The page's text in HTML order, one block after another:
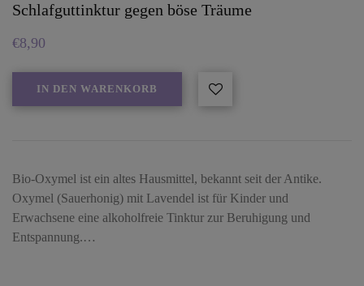
Schlafguttinktur gegen böse Träume
€8,90
IN DEN WARENKORB
Bio-Oxymel ist ein altes Hausmittel, bekannt seit der Antike.
Oxymel (Sauerhonig) mit Lavendel ist für Kinder und
Erwachsene eine alkoholfreie Tinktur zur Beruhigung und
Entspannung.…